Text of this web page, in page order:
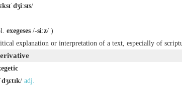
/
exegeses/-siːz/ )
explanation or interpretation of a text, especially of
/ adj.